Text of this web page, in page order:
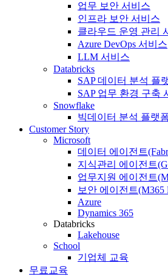
업무 보안 서비스
인프라 보안 서비스
클라우드 운영 관리
Azure DevOps 서비스
LLM 서비스
Databricks
SAP 데이터 분석 플
SAP 업무 환경 구축
Snowflake
빅데이터 분석 플랫
Customer Story
Microsoft
데이터 에이전트
지식관리 에이전트
업무지원 에이전트
보안 에이전트(M365
Azure
Dynamics 365
Databricks
Lakehouse
School
기업체 교육
무료교육